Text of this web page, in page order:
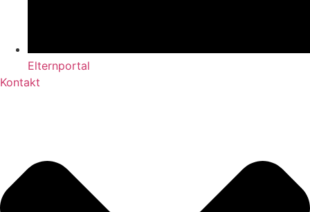
Elternportal
Kontakt